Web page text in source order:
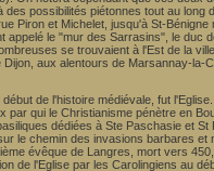
possibilités piétonnes tout au
Piron et Michelet, jusqu'à St-
le "mur des Sarrasins", le
se trouvaient à l'Est de la
aux alentours de Marsannay-
de l'histoire médiévale, fut
qui le Christianisme pénètre en
dédiées à Ste Paschasie et
le chemin des invasions barbares
évêque de Langres, mort vers
de l'Eglise par les Carolingiens au